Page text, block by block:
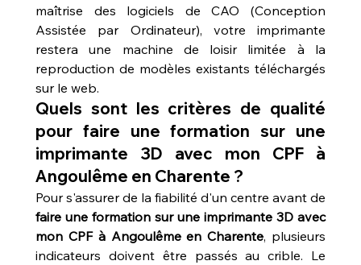
maîtrise des logiciels de CAO (Conception
Assistée par Ordinateur), votre imprimante
restera une machine de loisir limitée à la
reproduction de modèles existants téléchargés
sur le web.
Quels sont les critères de qualité
pour faire une formation sur une
imprimante 3D avec mon CPF à
Angoulême en Charente ?
faire une formation sur une imprimante 3D avec
mon CPF à Angoulême en Charente, plusieurs
indicateurs doivent être passés au crible. Le